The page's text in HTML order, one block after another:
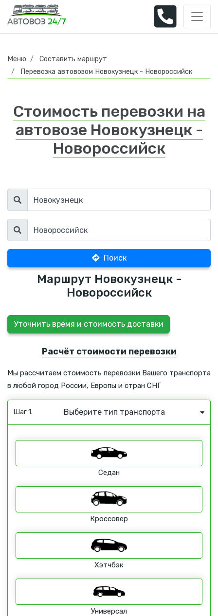
Меню
Составить маршрут
Перевозка автовозом Новокузнецк - Новороссийск
Стоимость перевозки на
автовозе Новокузнецк -
Новороссийск
Поиск
Маршрут Новокузнецк -
Новороссийск
Уточнить время и стоимость доставки
Расчёт стоимости перевозки
Мы рассчитаем стоимость перевозки Вашего транспорта
в любой город России, Европы и стран СНГ
Шаг 1. Выберите тип транспорта
Седан
Кроссовер
Хэтчбэк
Универсал